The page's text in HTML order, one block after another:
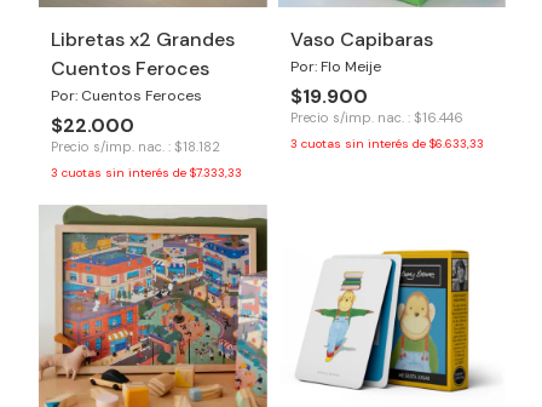
Libretas x2 Grandes
Cuentos Feroces
Por: Cuentos Feroces
$22.000
Precio s/imp. nac. : $18.182
3 cuotas sin interés de $7.333,33
Vaso Capibaras
Por: Flo Meije
$19.900
Precio s/imp. nac. : $16.446
3 cuotas sin interés de $6.633,33